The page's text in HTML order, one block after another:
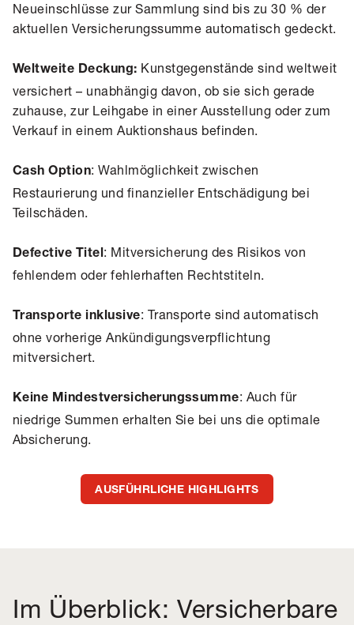
Neueinschlüsse zur Sammlung sind bis zu 30 % der
aktuellen Versicherungssumme automatisch gedeckt.
Weltweite Deckung: Kunstgegenstände sind weltweit
versichert – unabhängig davon, ob sie sich gerade
zuhause, zur Leihgabe in einer Ausstellung oder zum
Verkauf in einem Auktionshaus befinden.
Cash Option: Wahlmöglichkeit zwischen
Restaurierung und finanzieller Entschädigung bei
Teilschäden.
Defective Titel: Mitversicherung des Risikos von
fehlendem oder fehlerhaften Rechtstiteln.
Transporte inklusive: Transporte sind automatisch
ohne vorherige Ankündigungsverpflichtung
mitversichert.
Keine Mindestversicherungssumme: Auch für
niedrige Summen erhalten Sie bei uns die optimale
Absicherung.
AUSFÜHRLICHE HIGHLIGHTS
Im Überblick: Versicherbare